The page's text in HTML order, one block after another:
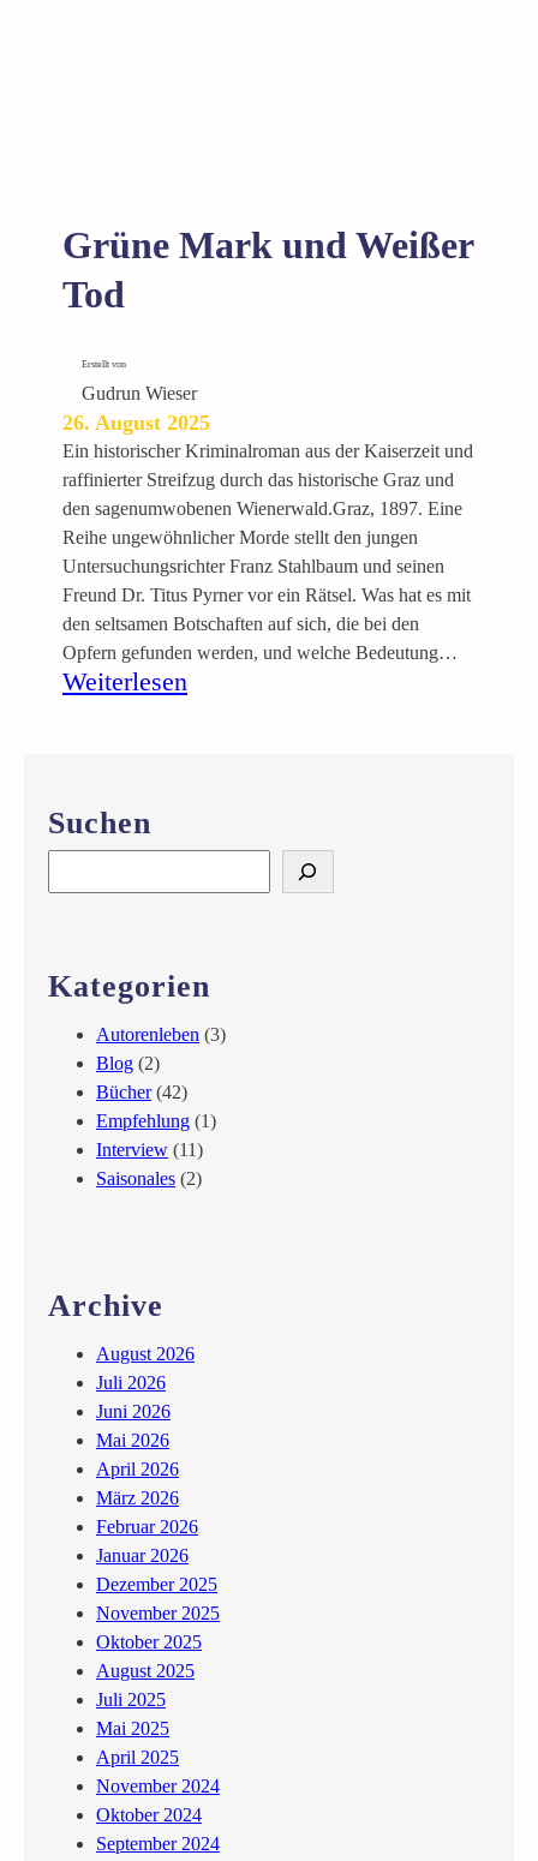
e
r
Grüne Mark und Weißer
Tod
Erstellt von
Gudrun Wieser
26. August 2025
Ein historischer Kriminalroman aus der Kaiserzeit und
raffinierter Streifzug durch das historische Graz und
den sagenumwobenen Wienerwald.Graz, 1897. Eine
Reihe ungewöhnlicher Morde stellt den jungen
Untersuchungsrichter Franz Stahlbaum und seinen
Freund Dr. Titus Pyrner vor ein Rätsel. Was hat es mit
den seltsamen Botschaften auf sich, die bei den
Opfern gefunden werden, und welche Bedeutung…
Weiterlesen
M
n
d
e
i
ß
e
Suchen
e
c
Kategorien
Autorenleben (3)
Blog (2)
Bücher(42)
Empfehlung (1)
Interview (11)
Saisonales (2)
Archive
August 2026
Juli 2026
Juni 2026
Mai 2026
April 2026
März 2026
Februar 2026
Januar 2026
Dezember 2025
November 2025
Oktober 2025
August 2025
Juli 2025
Mai 2025
April 2025
November 2024
Oktober 2024
September 2024